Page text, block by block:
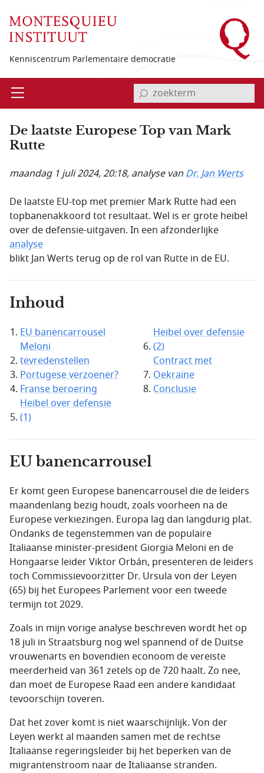
Kenniscentrum Parlementaire democratie
Open invoerveld zoekterm
De laatste Europese Top van Mark
Rutte
maandag 1 juli 2024, 20:18, analyse vanDr. Jan Werts
De laatste EU-top met premier Mark Rutte had een
topbanenakkoord tot resultaat. Wel is er grote heibel
over de defensie-uitgaven. In een afzonderlijke
analyse
blikt Jan Werts terug op de rol van Rutte in de EU.
Inhoud
EU banencarrousel
Meloni
tevredenstellen
Portugese verzoener?
Franse beroering
Heibel over defensie
(1)
Heibel over defensie
(2)
Contract met
Oekraïne
Conclusie
EU banencarrousel
Er komt geen Europese banencarrousel die de leiders
maandenlang bezig houdt, zoals voorheen na de
Europese verkiezingen. Europa lag dan langdurig plat.
Ondanks de tegenstemmen van de populaire
Italiaanse minister-president Giorgia Meloni en de
Hongaarse leider Viktor Orbán, presenteren de leiders
toch Commissievoorzitter Dr. Ursula von der Leyen
(65) bij het Europees Parlement voor een tweede
termijn tot 2029.
Zoals in mijn vorige analyse beschreven wordt het op
18 juli in Straatsburg nog wel spannend of de Duitse
vrouwenarts en bovendien econoom de vereiste
meerderheid van 361 zetels op de 720 haalt. Zo nee,
dan moet de Europese Raad een andere kandidaat
tevoorschijn toveren.
Dat het zover komt is niet waarschijnlijk. Von der
Leyen werkt al maanden samen met de rechtse
Italiaanse regeringsleider bij het beperken van de
migrantenstroom naar de Italiaanse stranden.